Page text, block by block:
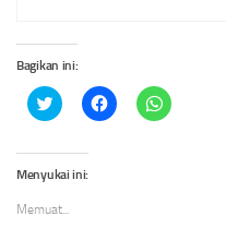
Bagikan ini:
Klik
untuk
Twitter(Membuka
di
jendela
baru)
Klik
untuk
Klik
untuk
Menyukai ini:
Memuat...